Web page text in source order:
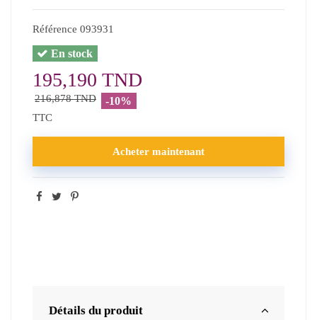
Référence 093931
En stock
195,190 TND
216,878 TND -10%
TTC
Acheter maintenant
Détails du produit